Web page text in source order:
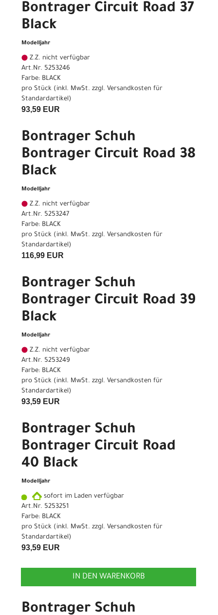
Bontrager Circuit Road 37
Black
Modelljahr
Z.Z. nicht verfügbar
Art.Nr. 5253246
Farbe: BLACK
pro Stück (inkl. MwSt. zzgl. Versandkosten für
Standardartikel)
93,59 EUR
Bontrager Schuh
Bontrager Circuit Road 38
Black
Modelljahr
Z.Z. nicht verfügbar
Art.Nr. 5253247
Farbe: BLACK
pro Stück (inkl. MwSt. zzgl. Versandkosten für
Standardartikel)
116,99 EUR
Bontrager Schuh
Bontrager Circuit Road 39
Black
Modelljahr
Z.Z. nicht verfügbar
Art.Nr. 5253249
Farbe: BLACK
pro Stück (inkl. MwSt. zzgl. Versandkosten für
Standardartikel)
93,59 EUR
Bontrager Schuh
Bontrager Circuit Road
40 Black
Modelljahr
sofort im Laden verfügbar
Art.Nr. 5253251
Farbe: BLACK
pro Stück (inkl. MwSt. zzgl. Versandkosten für
Standardartikel)
93,59 EUR
IN DEN WARENKORB
Bontrager Schuh